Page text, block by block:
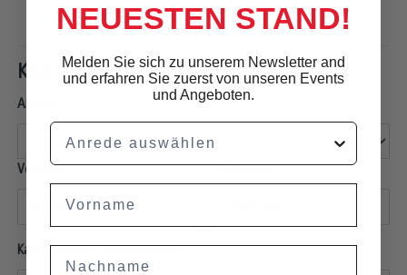
KARTENINHABER
Anrede
Vorname Nachname
Kartennummer Hauptreisende(r)
NEUESTEN STAND!
Melden Sie sich zu unserem Newsletter and
und erfahren Sie zuerst von unseren Events
und Angeboten.
Anrede